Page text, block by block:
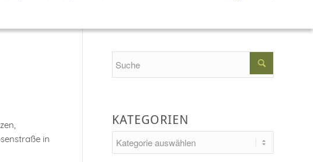
in
KATEGORIEN